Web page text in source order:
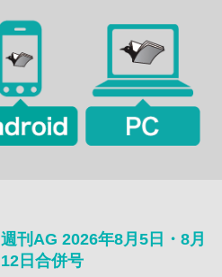
週刊AG 2026年8月5日・8月
12日合併号